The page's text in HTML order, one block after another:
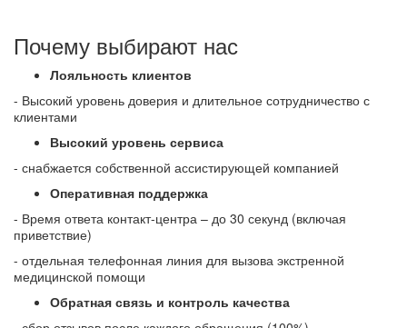
Почему выбирают нас
Лояльность клиентов
- Высокий уровень доверия и длительное сотрудничество с
клиентами
Высокий уровень сервиса
- снабжается собственной ассистирующей компанией
Оперативная поддержка
- Время ответа контакт-центра – до 30 секунд (включая
приветствие)
- отдельная телефонная линия для вызова экстренной
медицинской помощи
Обратная связь и контроль качества